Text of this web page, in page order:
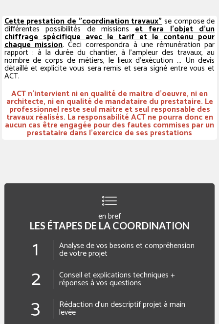
Cette prestation de "coordination travaux"se compose de
différentes possibilités de missionset fera l'objet d'un
chiffrage spécifique avec le tarif et le contenu pour
chaque mission. Ceci correspondra à une rémunération par
rapport : à la durée du chantier, à l'ampleur des travaux, au
nombre de corps de métiers, le lieux d'exécution ... Un devis
détaillé et explicite vous sera remis et sera signé entre vous et
ACT.
ACT n'intervient ni en qualité de maitre d'oeuvre, ni en
architecte, ni en qualité de mandataire du prestataire. Le
professionnel reste seul maitre et seul responsable des
travaux réalisés. La responsabilité ACT ne pourra donc en
aucun cas être engagée pour des fautes commises par un
prestataire dans l'exercice de ses prestations
en bref
LES ÉTAPES DE LA COORDINATION
1 Analyse de vos besoins et compréhension
de votre projet
2 Conseil et explications techniques +
réponses à vos questions
3 Rédaction d’un descriptif projet à main
levée